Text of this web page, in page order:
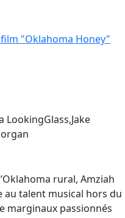
"Oklahoma Honey"
LookingGlass,Jake
rural, Amziah
au talent musical hors du
marginaux passionnés